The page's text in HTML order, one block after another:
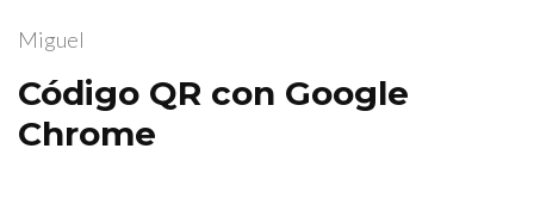
Miguel
Código QR con Google
Chrome